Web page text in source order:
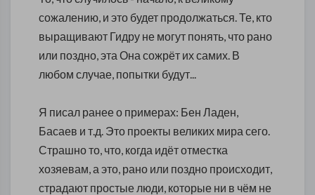
сожалению, и это будет продолжаться. Те, кто
выращивают Гидру не могут понять, что рано
или поздно, эта Она сожрёт их самих. В
любом случае, попытки будут...
Я писал ранее о примерах: Бен Ладен,
Басаев и т.д. Это проекты великих мира сего.
Страшно то, что, когда идёт отместка
хозяевам, а это, рано или поздно происходит,
страдают простые люди, которые ни в чём не